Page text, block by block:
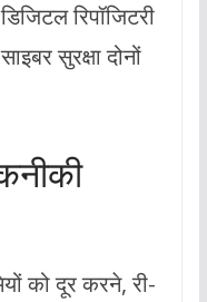
रिपॉजिटरी
सुरक्षा दोनों
को दूर करने, री-